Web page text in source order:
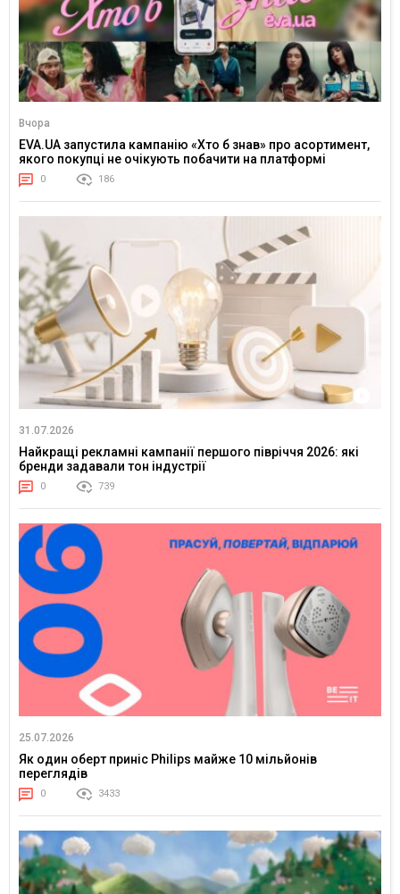
Вчора
EVA.UA запустила кампанію «Хто б знав» про асортимент,
якого покупці не очікують побачити на платформі
0 186
31.07.2026
Найкращі рекламні кампанії першого півріччя 2026: які
бренди задавали тон індустрії
0 739
25.07.2026
Як один оберт приніс Philips майже 10 мільйонів
переглядів
0 3433